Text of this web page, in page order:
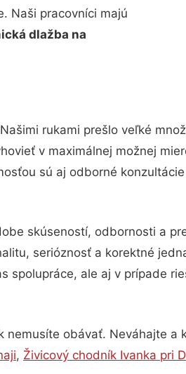
Naši pracovníci majú
dlažba na
rukami prešlo veľké
v maximálnej možnej
sú aj odborné
skúseností, odbornosti a
serióznosť a korektné
spolupráce, ale aj v prípade
nemusíte obávať. Neváhajte
, Živicový chodník Ivanka pri